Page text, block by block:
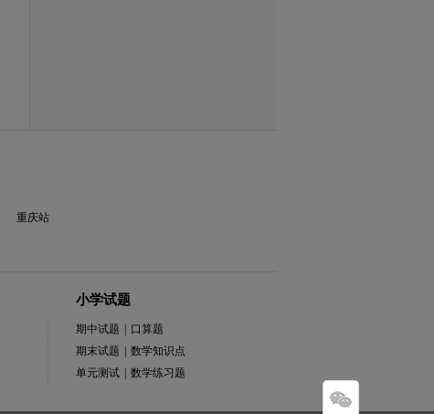
重庆站
小学试题
期中试题
口算题
期末试题
数学知识点
单元测试
数学练习题